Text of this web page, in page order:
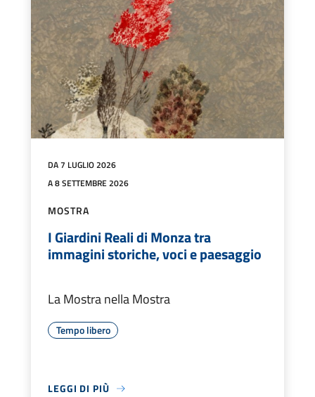
DA 7 LUGLIO 2026
A 8 SETTEMBRE 2026
MOSTRA
I Giardini Reali di Monza tra
immagini storiche, voci e paesaggio
La Mostra nella Mostra
Tempo libero
LEGGI DI PIÙ